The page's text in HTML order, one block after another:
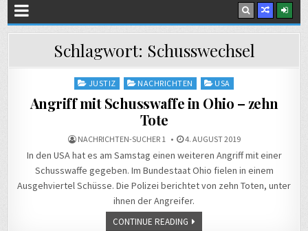
Schlagwort: Schusswechsel
Posted
in
JUSTIZ NACHRICHTEN USA
Angriff mit Schusswaffe in Ohio – zehn
Tote
NACHRICHTEN-SUCHER 1 4. AUGUST 2019
In den USA hat es am Samstag einen weiteren Angriff mit einer
Schusswaffe gegeben. Im Bundestaat Ohio fielen in einem
Ausgehviertel Schüsse. Die Polizei berichtet von zehn Toten, unter
ihnen der Angreifer.
CONTINUE READING